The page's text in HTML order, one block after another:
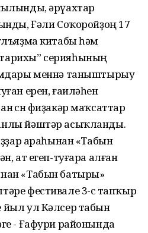
әрүахтар
Ғәли Соҡоройҙоң 17
китабы һәм
серияһының
меннә таныштырыу
ерен, ғаиләһен
өсөн фиҙакәр маҡсаттар
йәштәр асыҡланды.
араһынан «Табын
ат егеп-туғара алған
«Табын батыры»
фестивале 3-сө тапҡыр
ул Кәлсер табын
- Ғафури районында